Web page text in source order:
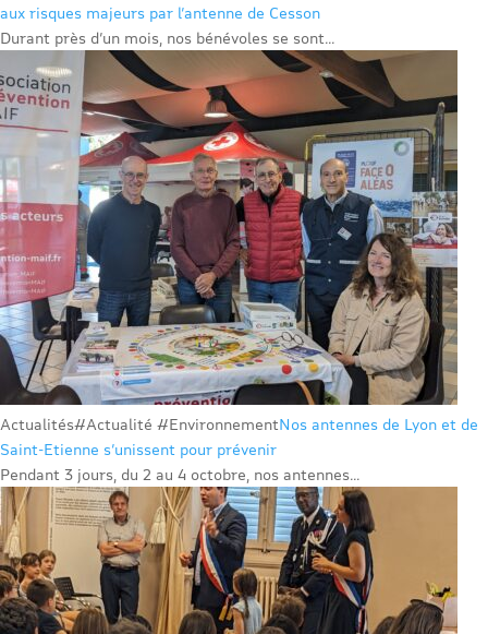
aux risques majeurs par l’antenne de Cesson
Durant près d’un mois, nos bénévoles se sont...
Actualités#Actualité #EnvironnementNos antennes de Lyon et de
Saint-Etienne s’unissent pour prévenir
Pendant 3 jours, du 2 au 4 octobre, nos antennes...